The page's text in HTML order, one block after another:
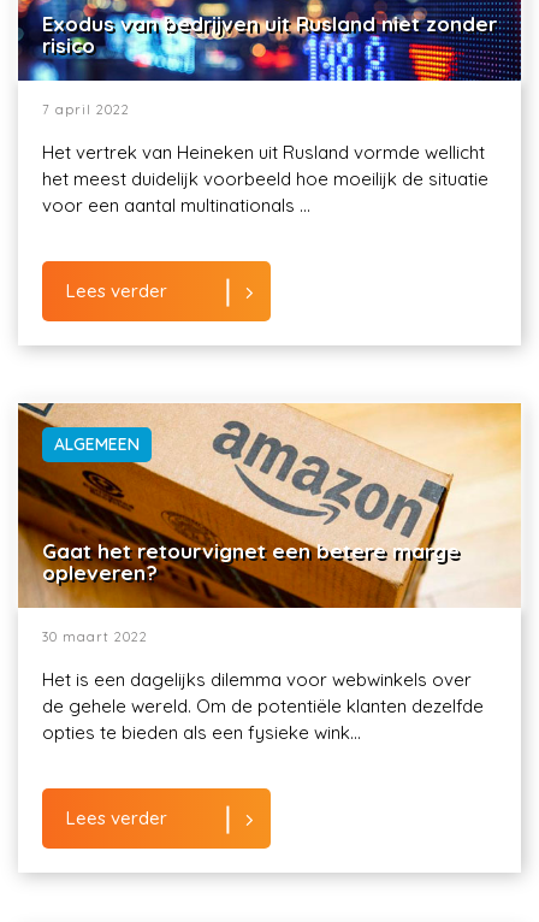
Exodus van bedrijven uit Rusland niet zonder
risico
7 april 2022
Het vertrek van Heineken uit Rusland vormde wellicht
het meest duidelijk voorbeeld hoe moeilijk de situatie
voor een aantal multinationals ...
Lees verder
ALGEMEEN
Gaat het retourvignet een betere marge
opleveren?
30 maart 2022
Het is een dagelijks dilemma voor webwinkels over
de gehele wereld. Om de potentiële klanten dezelfde
opties te bieden als een fysieke wink...
Lees verder